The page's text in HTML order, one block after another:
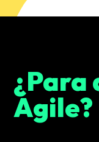
¿Para
Agile?